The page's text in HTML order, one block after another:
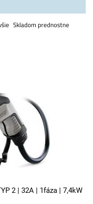
Skladom prednostne
2 | 32A | 1fáza | 7,4kW